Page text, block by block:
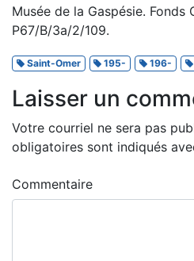
Musée de la Gaspésie. Fonds
P67/B/3a/2/109.
Saint-Omer 195- 196-
Laisser un
Votre courriel ne sera pas
obligatoires sont indiqués
Commentaire